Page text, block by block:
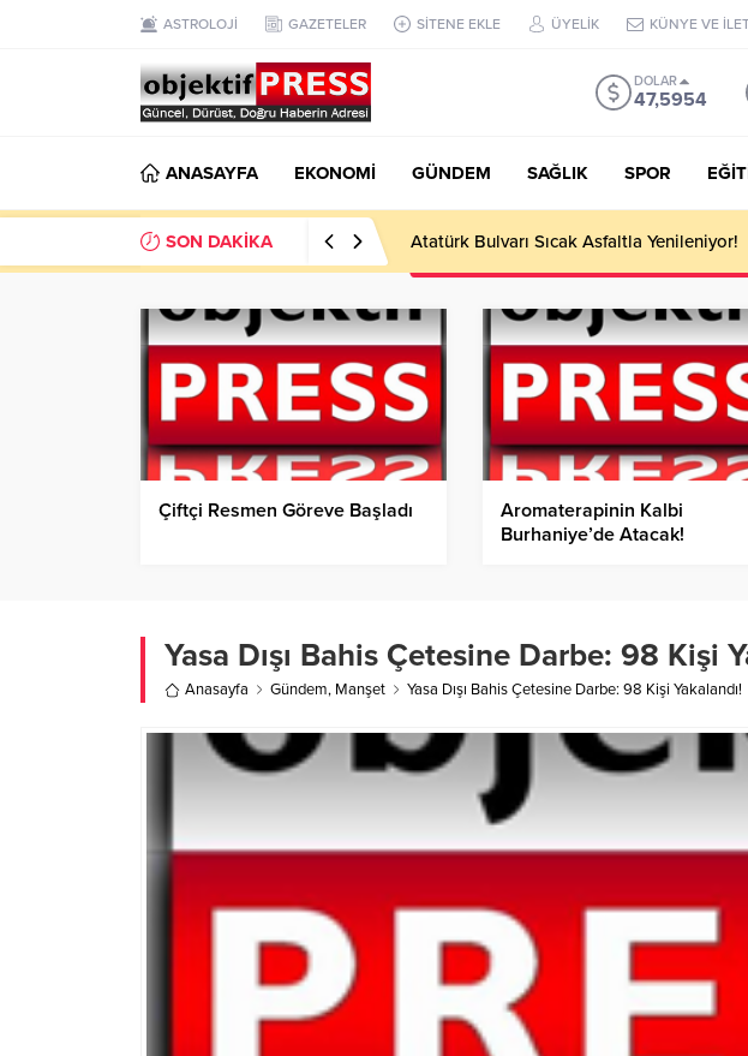
ASTROLOJİ GAZETELER SİTENE EKLE ÜYELİK KÜNYE VE
DOLAR
47,5954
ANASAYFA EKONOMİ GÜNDEM SAĞLIK SPOR
SON DAKİKA Temmuzda IPARD III Kapsamında 634,3
Çiftçi Resmen Göreve Başladı
Aromaterapinin Kalbi
Burhaniye’de Atacak!
Yasa Dışı Bahis Çetesine Darbe: 98 Kişi
Anasayfa Gündem, Manşet Yasa Dışı Bahis Çetesine Darbe: 98 Kişi Yakalandı!